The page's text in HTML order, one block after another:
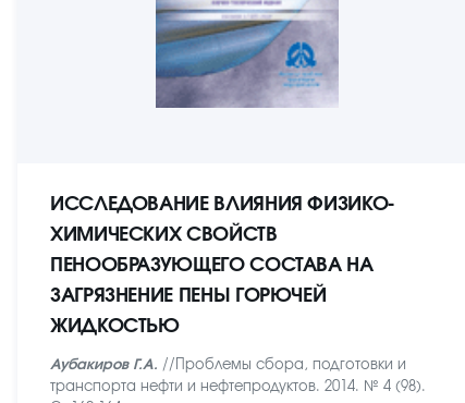
ИССЛЕДОВАНИЕ ВЛИЯНИЯ ФИЗИКО-
ХИМИЧЕСКИХ СВОЙСТВ
ПЕНООБРАЗУЮЩЕГО СОСТАВА НА
ЗАГРЯЗНЕНИЕ ПЕНЫ ГОРЮЧЕЙ
ЖИДКОСТЬЮ
Аубакиров Г.А. //Проблемы сбора, подготовки и
транспорта нефти и нефтепродуктов. 2014. № 4 (98).